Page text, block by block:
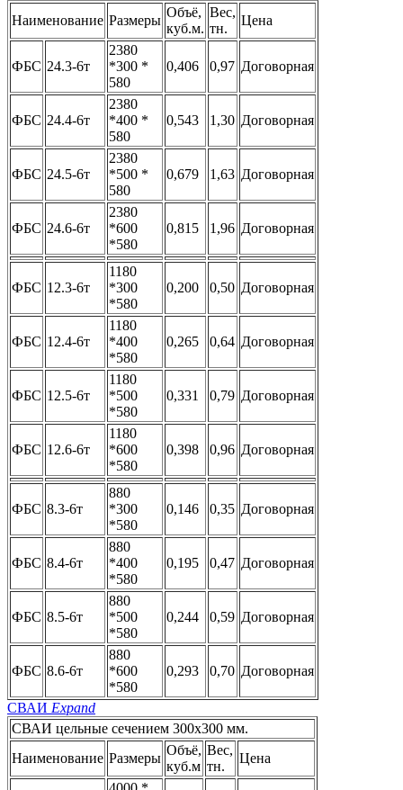
Наименование Размеры
Объё,
куб.м.
Вес,
тн.
Цена
ФБС 24.3-6т
2380
*300 *
580
0,406 0,97 Договорная
ФБС 24.4-6т
2380
*400 *
580
0,543 1,30 Договорная
ФБС 24.5-6т
2380
*500 *
580
0,679 1,63 Договорная
ФБС 24.6-6т
2380
*600
*580
0,815 1,96 Договорная
ФБС 12.3-6т
1180
*300
*580
0,200 0,50 Договорная
ФБС 12.4-6т
1180
*400
*580
0,265 0,64 Договорная
ФБС 12.5-6т
1180
*500
*580
0,331 0,79 Договорная
ФБС 12.6-6т
1180
*600
*580
0,398 0,96 Договорная
ФБС 8.3-6т
880
*300
*580
0,146 0,35 Договорная
ФБС 8.4-6т
880
*400
*580
0,195 0,47 Договорная
ФБС 8.5-6т
880
*500
*580
0,244 0,59 Договорная
ФБС 8.6-6т
880
*600
*580
0,293 0,70 Договорная
СВАИ Expand
СВАИ цельные сечением 300x300 мм.
Наименование Размеры
Объё,
куб.м
Вес,
тн.
Цена